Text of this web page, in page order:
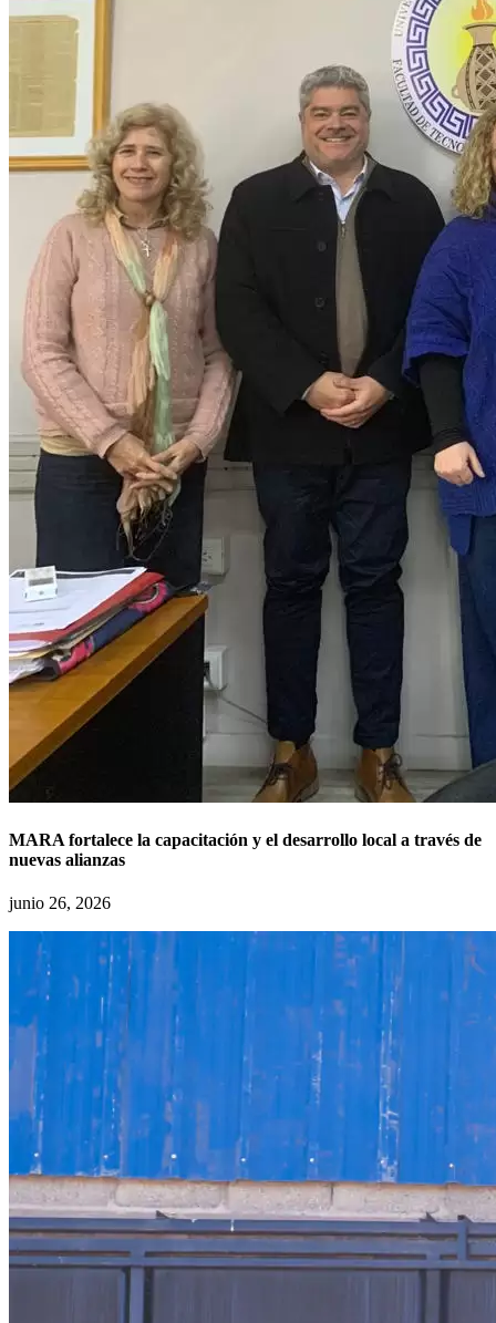
MARA fortalece la capacitación y el desarrollo local a través de
nuevas alianzas
junio 26, 2026